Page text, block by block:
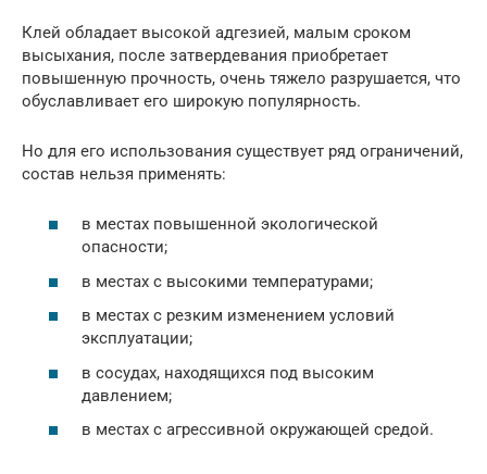
Клей обладает высокой адгезией, малым сроком
высыхания, после затвердевания приобретает
повышенную прочность, очень тяжело разрушается, что
обуславливает его широкую популярность.
Но для его использования существует ряд ограничений,
состав нельзя применять:
в местах повышенной экологической
опасности;
в местах с высокими температурами;
в местах с резким изменением условий
эксплуатации;
в сосудах, находящихся под высоким
давлением;
в местах с агрессивной окружающей средой.